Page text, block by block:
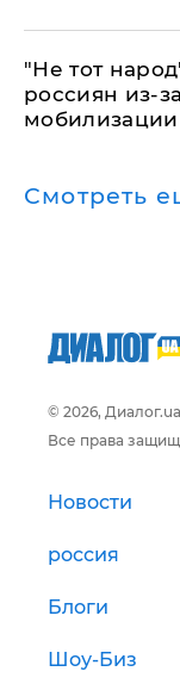
​"Не тот
россиян из-
мобилизации
Смотреть
© 2026, Диалог.ua
Все права
Новости
россия
Блоги
Шоу-Биз